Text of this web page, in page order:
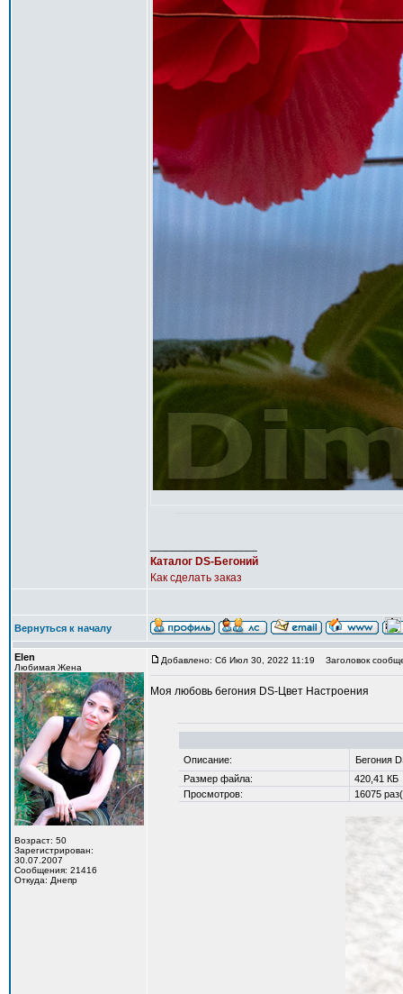
Каталог DS-Бегоний
Как сделать заказ
Вернуться к началу
Elen
Любимая Жена
Возраст: 50
Зарегистрирован:
30.07.2007
Сообщения: 21416
Откуда: Днепр
Добавлено: Сб Июл 30, 2022 11:19 Заголовок
Моя любовь бегония DS-Цвет Настроения
Описание:
Бегония
Размер файла:
420,41 КБ
Просмотров:
16075